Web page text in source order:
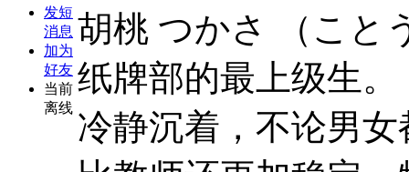
发短
消息
加为
好友
当前
离线
胡桃 つかさ （こ
纸牌部的最上级生。
冷静沉着，不论男